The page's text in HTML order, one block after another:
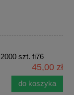
szt. fi76
45,00 zł
do koszyka